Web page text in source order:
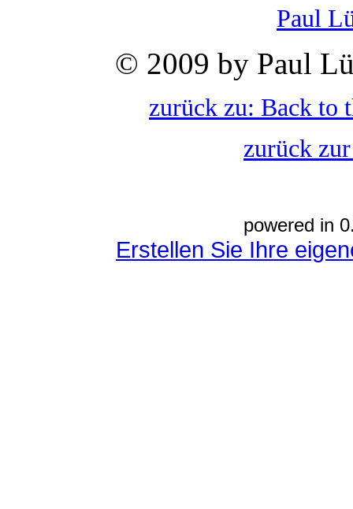
Paul
© 2009 by Paul
zurück zu: Back to
zurück
powered in
Erstellen Sie Ihre